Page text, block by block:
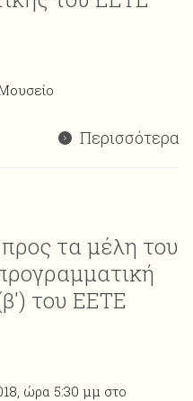
Περισσότερα
τα μέλη του
του ΕΕΤΕ
ώρα 5:30 μμ στο